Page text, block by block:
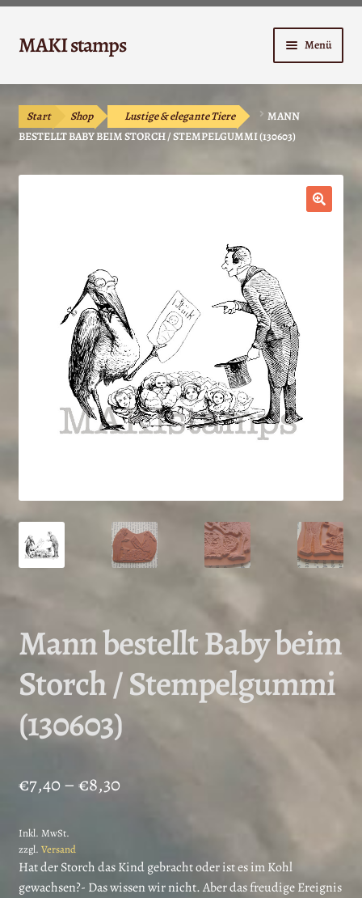
Zur
Navigation
Zum
Inhalt
MAKI stamps Menü
Shop
Warenkorb
Mein Konto
Start Shop Lustige & elegante Tiere
MANN
BESTELLT BABY BEIM STORCH / STEMPELGUMMI (130603)
Mann bestellt Baby beim
Storch / Stempelgummi
(130603)
€7,40–€8,30Preisspanne:
€8,30
Inkl. MwSt.
zzgl. Versand
Hat der Storch das Kind gebracht oder ist es im Kohl
gewachsen?- Das wissen wir nicht. Aber das freudige Ereignis